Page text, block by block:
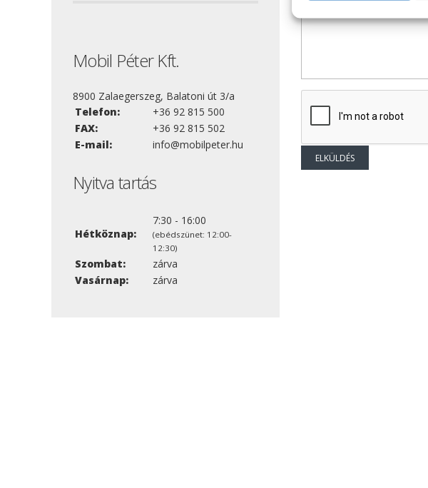
Mobil Péter Kft.
8900 Zalaegerszeg, Balatoni út 3/a
Telefon:
+36 92 815 500
FAX:
+36 92 815 502
E-mail:
info@mobilpeter.hu
Nyitva tartás
Hétköznap:
7:30 - 16:00
(ebédszünet: 12:00-
12:30)
Szombat:
zárva
Vasárnap:
zárva